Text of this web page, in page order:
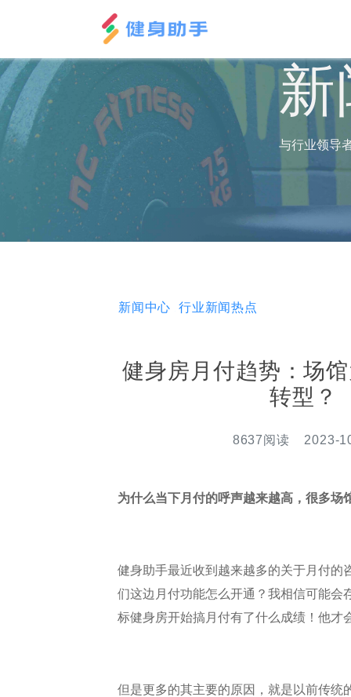
新
与行业领导
新闻中心 行业新闻热点
健身房月付趋势：场
转型？
8637阅读 2023-
为什么当下月付的呼声越来越高，很多场
健身助手最近收到越来越多的关于月付的
们这边月付功能怎么开通？我相信可能会
标健身房开始搞月付有了什么成绩！他才
但是更多的其主要的原因，就是以前传统